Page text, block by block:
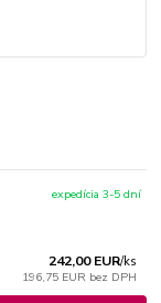
242,00 EUR/ks
196,75 EUR bez DPH
expedícia 3-5 dní